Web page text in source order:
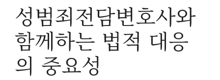
성범죄전담변호사와
함께하는 법적 대응
의 중요성